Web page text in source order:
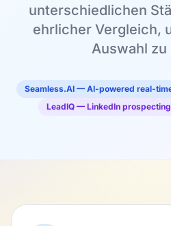
unterschiedlichen
ehrlicher Vergleich,
Auswahl zu
Seamless.AI — AI-powered real-
LeadIQ — LinkedIn